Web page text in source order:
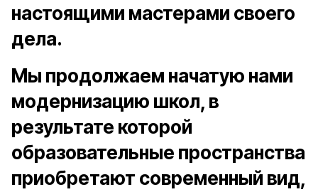
настоящими мастерами своего
дела.
Мы продолжаем начатую нами
модернизацию школ, в
результате которой
образовательные пространства
приобретают современный вид,